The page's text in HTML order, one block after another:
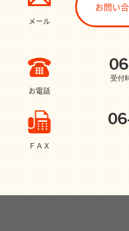
お電話
受付
メール
お問い
ＦＡＸ